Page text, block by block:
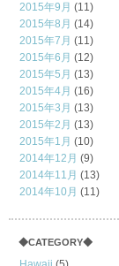
2015年9月 (11)
2015年8月 (14)
2015年7月 (11)
2015年6月 (12)
2015年5月 (13)
2015年4月 (16)
2015年3月 (13)
2015年2月 (13)
2015年1月 (10)
2014年12月 (9)
2014年11月 (13)
2014年10月 (11)
◆CATEGORY◆